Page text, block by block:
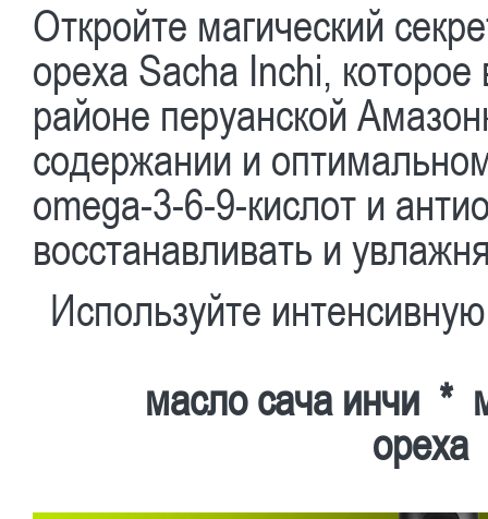
Откройте магический
ореха Sacha Inchi,
районе перуанской
содержании и
omega-3-6-9-кислот и
восстанавливать и
Используйте
масло сача инчи *